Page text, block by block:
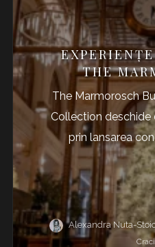
THE
The Marmorosch
Collection deschide
prin lansarea
Alexandra Nuta-